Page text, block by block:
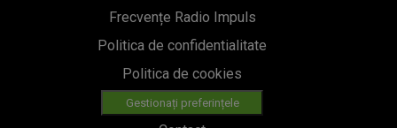
Frecvențe Radio Impuls
Politica de confidentialitate
Politica de cookies
Gestionați preferințele